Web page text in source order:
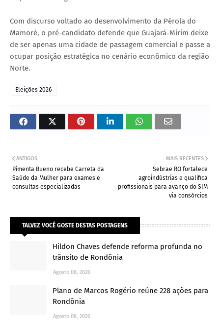
Com discurso voltado ao desenvolvimento da Pérola do
Mamoré, o pré-candidato defende que Guajará-Mirim deixe
de ser apenas uma cidade de passagem comercial e passe a
ocupar posição estratégica no cenário econômico da região
Norte.
Eleições 2026
MAIS RECENTES
Sebrae RO fortalece
agroindústrias e qualifica
profissionais para avanço do SIM
via consórcios
ANTIGOS
Pimenta Bueno recebe Carreta da
Saúde da Mulher para exames e
consultas especializadas
TALVEZ VOCÊ GOSTE DESTAS POSTAGENS
Hildon Chaves defende reforma profunda no
trânsito de Rondônia
Agosto 08, 2026
Plano de Marcos Rogério reúne 228 ações para
Rondônia
Agosto 08, 2026